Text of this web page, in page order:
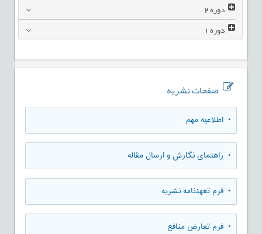
دوره2
دوره1
صفحات نشریه
• اطلاعیه مهم
• راهنمای نگارش و ارسال مقاله
• فرم تعهدنامه نشریه
• فرم تعارض منافع